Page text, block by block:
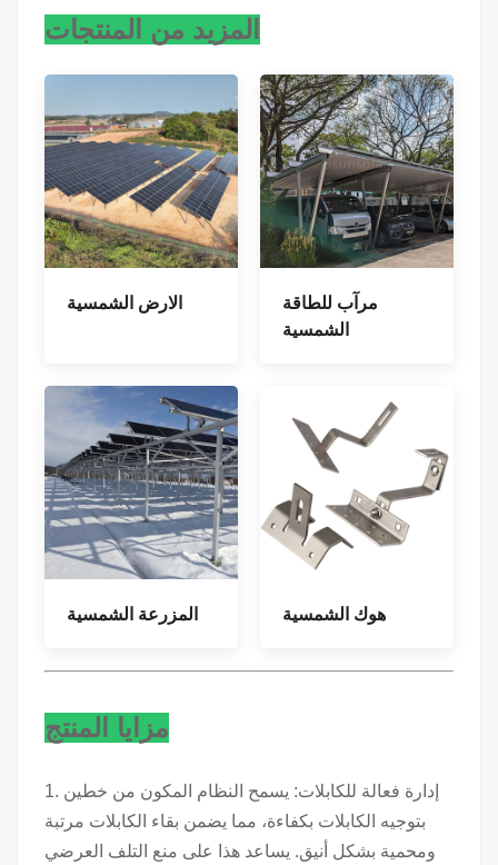
المزيد من المنتجات
الارض الشمسية
مرآب للطاقة
الشمسية
المزرعة الشمسية هوك الشمسية
مزايا المنتج
1. إدارة فعالة للكابلات: يسمح النظام المكون من خطين
بتوجيه الكابلات بكفاءة، مما يضمن بقاء الكابلات مرتبة
ومحمية بشكل أنيق. يساعد هذا على منع التلف العرضي